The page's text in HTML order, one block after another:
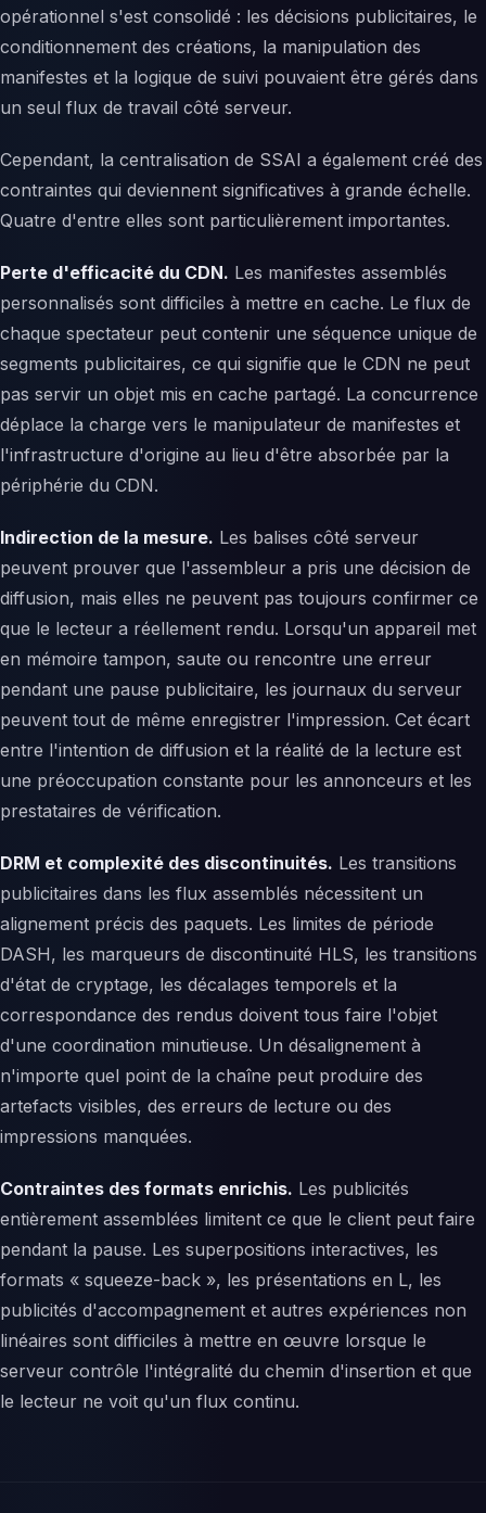
opérationnel s'est consolidé : les décisions publicitaires, le
conditionnement des créations, la manipulation des
manifestes et la logique de suivi pouvaient être gérés dans
un seul flux de travail côté serveur.
Cependant, la centralisation de SSAI a également créé des
contraintes qui deviennent significatives à grande échelle.
Quatre d'entre elles sont particulièrement importantes.
Perte d'efficacité du CDN. Les manifestes assemblés
personnalisés sont difficiles à mettre en cache. Le flux de
chaque spectateur peut contenir une séquence unique de
segments publicitaires, ce qui signifie que le CDN ne peut
pas servir un objet mis en cache partagé. La concurrence
déplace la charge vers le manipulateur de manifestes et
l'infrastructure d'origine au lieu d'être absorbée par la
périphérie du CDN.
Indirection de la mesure. Les balises côté serveur
peuvent prouver que l'assembleur a pris une décision de
diffusion, mais elles ne peuvent pas toujours confirmer ce
que le lecteur a réellement rendu. Lorsqu'un appareil met
en mémoire tampon, saute ou rencontre une erreur
pendant une pause publicitaire, les journaux du serveur
peuvent tout de même enregistrer l'impression. Cet écart
entre l'intention de diffusion et la réalité de la lecture est
une préoccupation constante pour les annonceurs et les
prestataires de vérification.
DRM et complexité des discontinuités. Les transitions
publicitaires dans les flux assemblés nécessitent un
alignement précis des paquets. Les limites de période
DASH, les marqueurs de discontinuité HLS, les transitions
d'état de cryptage, les décalages temporels et la
correspondance des rendus doivent tous faire l'objet
d'une coordination minutieuse. Un désalignement à
n'importe quel point de la chaîne peut produire des
artefacts visibles, des erreurs de lecture ou des
impressions manquées.
Contraintes des formats enrichis. Les publicités
entièrement assemblées limitent ce que le client peut faire
pendant la pause. Les superpositions interactives, les
formats « squeeze-back », les présentations en L, les
publicités d'accompagnement et autres expériences non
linéaires sont difficiles à mettre en œuvre lorsque le
serveur contrôle l'intégralité du chemin d'insertion et que
le lecteur ne voit qu'un flux continu.